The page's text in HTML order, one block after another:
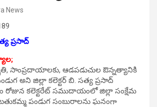
News
ప్రసాద్
సాంప్రదాయాలకు, ఆడపడుచుల ఔన్నత్యానికి
అని జిల్లా కలెక్టర్ బి. సత్య ప్రసాద్
రోజున కలెక్టరేట్ సముదాయంలో జిల్లా సంక్షేమ
పండుగ సంబురాలను ఘనంగా